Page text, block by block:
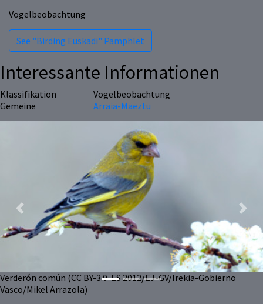
Vogelbeobachtung
See "Birding Euskadi" Pamphlet
Interessante Informationen
Klassifikation
Vogelbeobachtung
Gemeine
Arraia-Maeztu
Verderón común (CC BY-3.0-ES 2012/EJ-GV/Irekia-Gobierno
Vasco/Mikel Arrazola)
Previous Next